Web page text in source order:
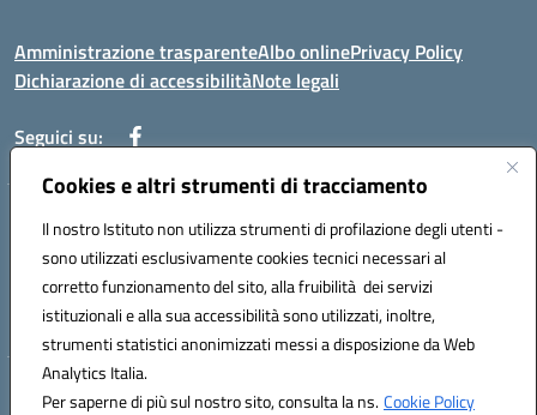
Cookies e altri strumenti di tracciamento
Il nostro Istituto non utilizza strumenti di profilazione degli utenti -
sono utilizzati esclusivamente cookies tecnici necessari al
corretto funzionamento del sito, alla fruibilità dei servizi
istituzionali e alla sua accessibilità sono utilizzati, inoltre,
strumenti statistici anonimizzati messi a disposizione da Web
Analytics Italia.
Per saperne di più sul nostro sito, consulta la ns.Cookie Policy
Amministrazione trasparenteAlbo onlinePrivacy Policy
Dichiarazione di accessibilitàNote legali
Seguici su:
Indirizzo: VIA BRECCIAME, 46 - 81024 MADDALONI (CE)
Mail: CEIC8AU001@istruzione.it - Pec: CEIC8AU001@pec.istruzione.it -
Telefono: 0823408721
Meccanografico: CEIC8AU001
Codice fiscale: 93086080616
Hosting & Powered by 3D Solution S.r.l.